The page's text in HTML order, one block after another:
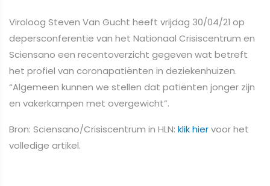
Viroloog Steven Van Gucht heeft vrijdag 30/04/21 op
depersconferentie van het Nationaal Crisiscentrum en
Sciensano een recentoverzicht gegeven wat betreft
het profiel van coronapatiënten in deziekenhuizen.
“Algemeen kunnen we stellen dat patiënten jonger zijn
en vakerkampen met overgewicht”.
Bron: Sciensano/Crisiscentrum in HLN: klik hiervoor het
volledige artikel.